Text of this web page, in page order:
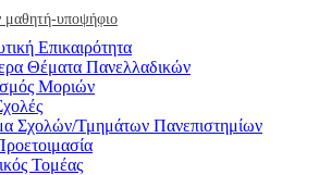
μαθητή-υποψήφιο
Επικαιρότητα
Θέματα Πανελλαδικών
Μοριών
Σχολών/Τμημάτων Πανεπιστημίων
Τομέας